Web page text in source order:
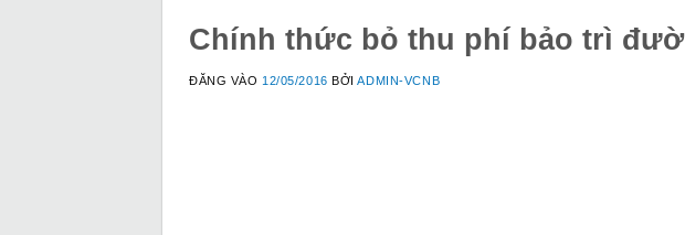
Chính thức bỏ thu phí bảo trì
ĐĂNG VÀO 12/05/2016 BỞIADMIN-VCNB